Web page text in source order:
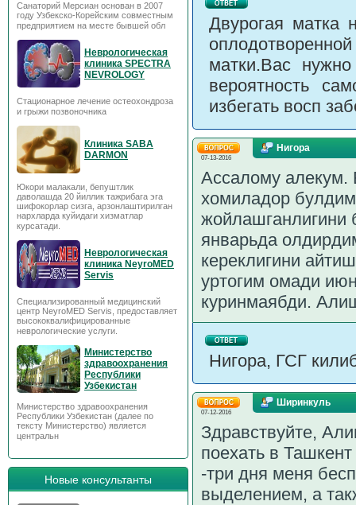
Санаторий Мерсиан основан в 2007
году Узбекско-Корейским совместным
предприятием на месте бывшей обл
Неврологическая
клиника SPECTRA
NEVROLOGY
Стационарное лечение остеохондроза
и грыжи позвоночника
Клиника SABA
DARMON
Юкори малакали, бепуштлик
даволашда 20 йиллик тажрибага эга
шифокорлар сизга, арзонлаштирилган
нархларда куйидаги хизматлар
курсатади.
Неврологическая
клиника NeyroMED
Servis
Специализированный медицинский
центр NeyroMED Servis, предоставляет
высококвалифицированные
неврологические услуги.
Министерство
здравоохранения
Республики
Узбекистан
Министерство здравоохранения
Республики Узбекистан (далее по
тексту Министерство) является
центральн
Новые консультанты
Двурогая матка
матки.Вас
вероятность
избегать восп
07-13-2016
Нигора
Ассалому алекум.
хомиладор
жойлашганлигини
январьда
кереклигини
уртогим омади
куринмаябди.
Нигора, ГСГ
07-12-2016
Ширинкуль
Здравствуйте,
поехать в
-три дня меня
выделением, а